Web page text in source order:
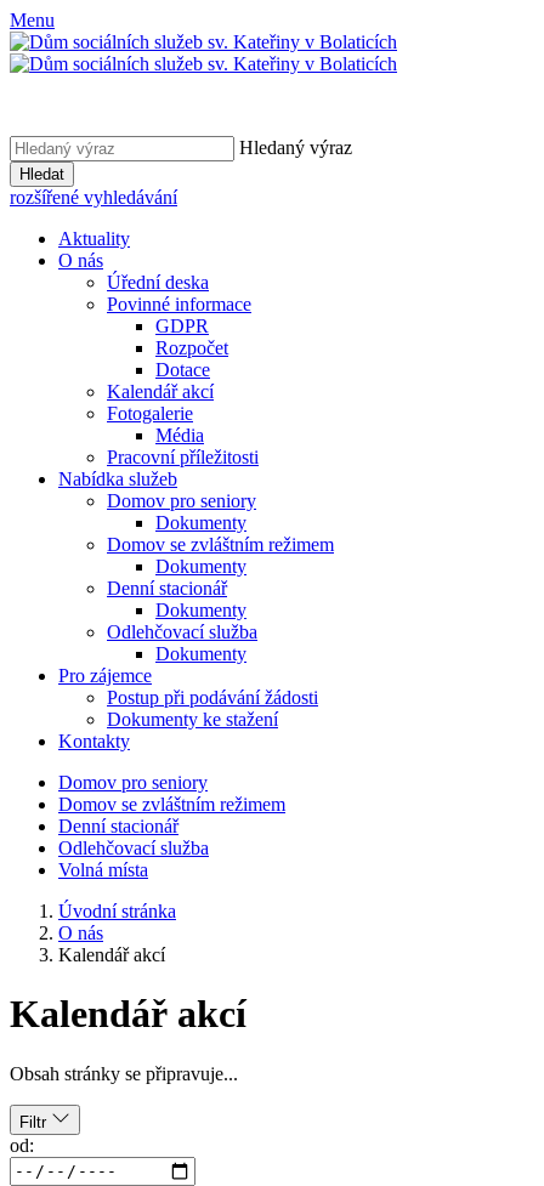
Menu
Hledaný výraz
Hledat
rozšířené vyhledávání
Aktuality
O nás
Úřední deska
Povinné informace
GDPR
Rozpočet
Dotace
Kalendář akcí
Fotogalerie
Média
Pracovní příležitosti
Nabídka služeb
Domov pro seniory
Dokumenty
Domov se zvláštním režimem
Dokumenty
Denní stacionář
Dokumenty
Odlehčovací služba
Dokumenty
Pro zájemce
Postup při podávání žádosti
Dokumenty ke stažení
Kontakty
Domov pro seniory
Domov se zvláštním režimem
Denní stacionář
Odlehčovací služba
Volná místa
Úvodní stránka
O nás
Kalendář akcí
Kalendář akcí
Obsah stránky se připravuje...
Filtr
od: